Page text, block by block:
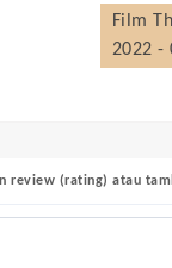
Film
2022 -
review (rating) atau